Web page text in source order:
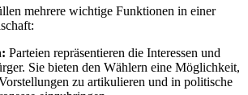
mehrere wichtige Funktionen in einer
Parteien repräsentieren die Interessen und
Sie bieten den Wählern eine Möglichkeit,
zu artikulieren und in politische